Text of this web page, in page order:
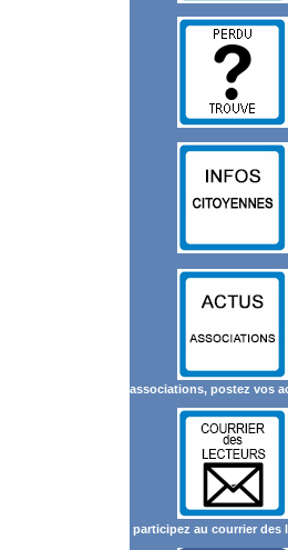
associations, postez vos
participez au courrier des